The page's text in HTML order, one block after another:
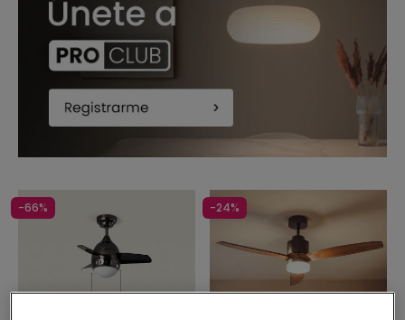
-66% -24%